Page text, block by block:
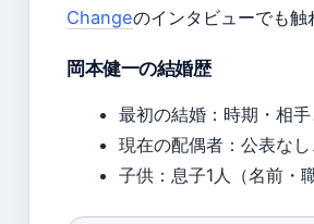
Changeのインタビューでも触
岡本健一の結婚歴
最初の結婚：時期・相
現在の配偶者：公表な
子供：息子1人（名前・